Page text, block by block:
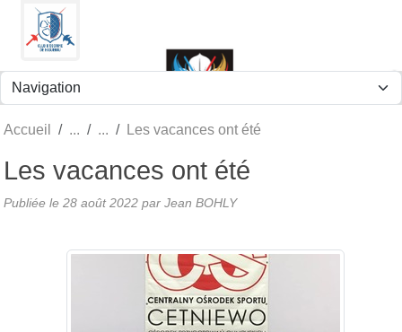
Accueil Les vacances ont été
Les vacances ont été
Publiée le 28 août 2022 par Jean BOHLY
Panneau de gestion des cookies